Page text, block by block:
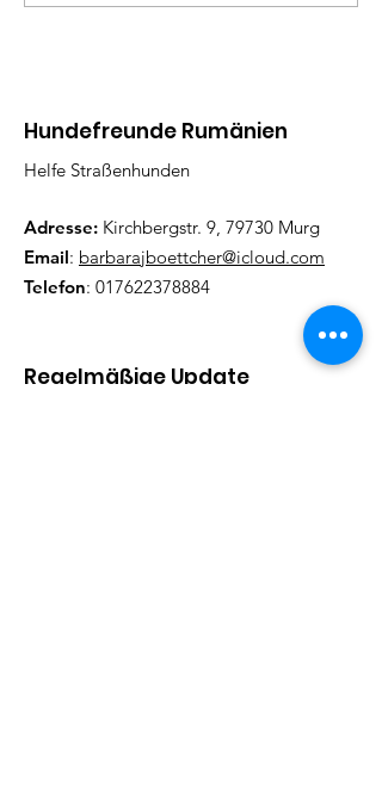
Hundefreunde Rumänien
Helfe Straßenhunden
Adresse: Kirchbergstr. 9, 79730 Murg
Email: barbarajboettcher@icloud.com
Telefon: 017622378884
Regelmäßige Update